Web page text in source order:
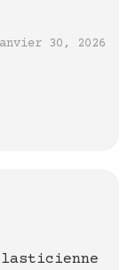
30, 2026